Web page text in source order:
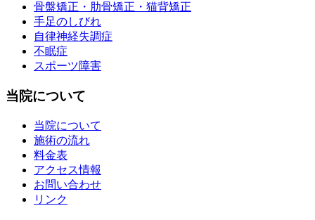
骨盤矯正・肋骨矯正・猫背矯正
手足のしびれ
自律神経失調症
不眠症
スポーツ障害
当院について
当院について
施術の流れ
料金表
アクセス情報
お問い合わせ
リンク